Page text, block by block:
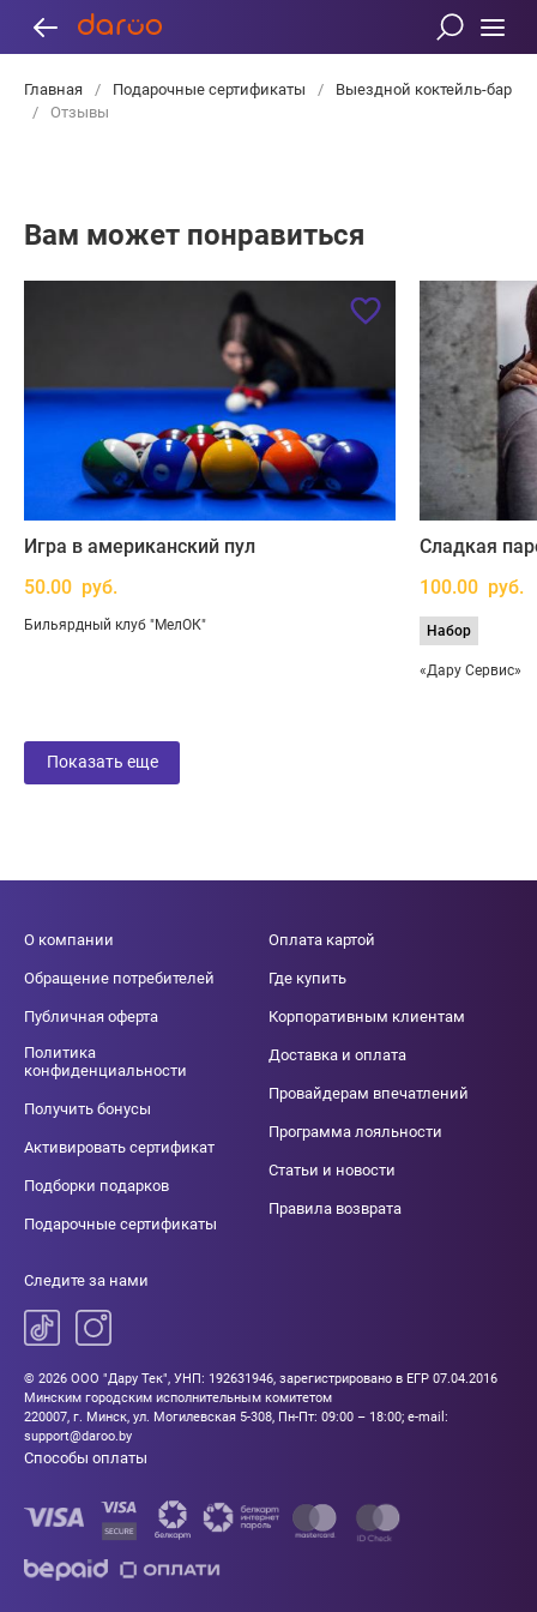
Главная / Подарочные сертификаты /
Выездной коктейль-бар
/
Отзывы
Вам может понравиться
Игра в американский пул
50.00 руб.
Бильярдный клуб "МелОК"
Сладкая
100.00 руб.
Набор
«Дару Сервис»
Показать еще
О компании
Обращение потребителей
Публичная оферта
Политика
конфиденциальности
Получить бонусы
Активировать сертификат
Подборки подарков
Подарочные сертификаты
Оплата картой
Где купить
Корпоративным клиентам
Доставка и оплата
Провайдерам впечатлений
Программа лояльности
Статьи и новости
Правила возврата
Следите за нами
© 2026 ООО "Дару Тек", УНП: 192631946, зарегистрировано в ЕГР 07.04.2016
Минским городским исполнительным комитетом
220007, г. Минск, ул. Могилевская 5-308, Пн-Пт: 09:00 – 18:00; e-mail:
support@daroo.by
Способы оплаты